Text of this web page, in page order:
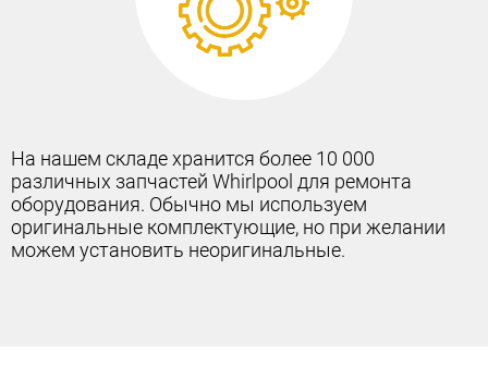
На нашем складе хранится более 10 000
различных запчастей Whirlpool для ремонта
оборудования. Обычно мы используем
оригинальные комплектующие, но при желании
можем установить неоригинальные.